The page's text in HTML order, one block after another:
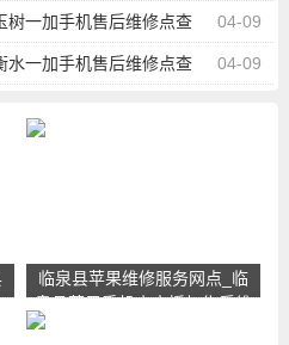
04-09
树一加手机售后维修点查
04-09
水一加手机售后维修点查
临泉县苹果维修服务网点_临
泉县苹果手机官方授权售后维